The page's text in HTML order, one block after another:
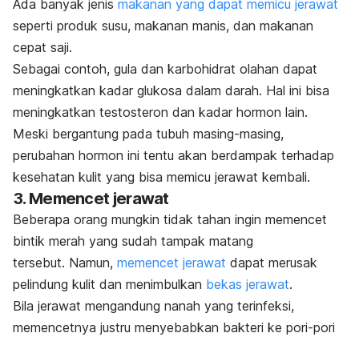
Ada banyak jenis makanan yang dapat memicu jerawat
seperti produk susu, makanan manis, dan makanan
cepat saji.
Sebagai contoh, gula dan karbohidrat olahan dapat
meningkatkan kadar glukosa dalam darah. Hal ini bisa
meningkatkan testosteron dan kadar hormon lain.
Meski bergantung pada tubuh masing-masing,
perubahan hormon ini tentu akan berdampak terhadap
kesehatan kulit yang bisa memicu jerawat kembali.
3. Memencet jerawat
Beberapa orang mungkin tidak tahan ingin memencet
bintik merah yang sudah tampak matang
tersebut. Namun, memencet jerawat dapat merusak
pelindung kulit dan menimbulkan bekas jerawat.
Bila jerawat mengandung nanah yang terinfeksi,
memencetnya justru menyebabkan bakteri ke pori-pori